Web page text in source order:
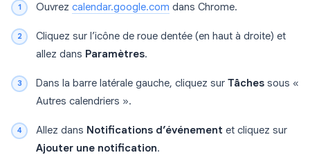
Ouvrez calendar.google.com dans Chrome.
Cliquez sur l’icône de roue dentée (en haut à droite) et
allez dans Paramètres.
Dans la barre latérale gauche, cliquez sur Tâches sous «
Autres calendriers ».
Allez dans Notifications d’événement et cliquez sur
Ajouter une notification.